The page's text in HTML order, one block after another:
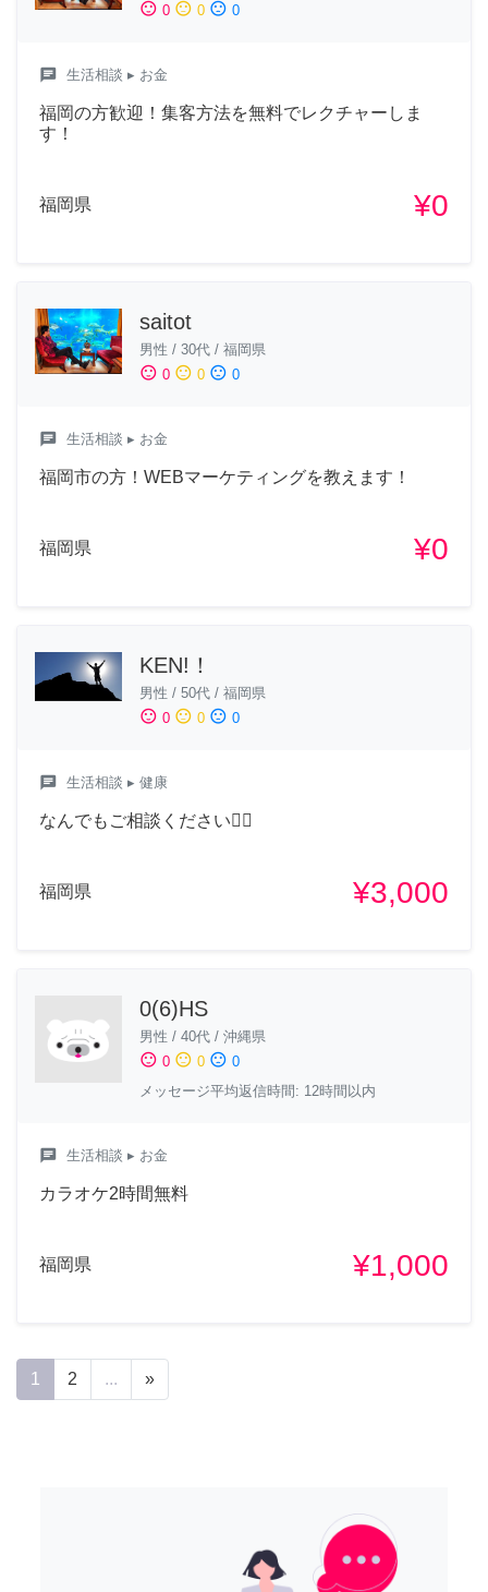
sentiment_satisfied 0 sentiment_neutral 0 sentiment_dissatisfied 0
chat 生活相談 ▸ お金
福岡の方歓迎！集客方法を無料でレクチャーしま
す！
福岡県 ¥0
saitot
男性 / 30代 / 福岡県
sentiment_satisfied 0 sentiment_neutral 0 sentiment_dissatisfied 0
chat 生活相談 ▸ お金
福岡市の方！WEBマーケティングを教えます！
福岡県 ¥0
KEN!！
男性 / 50代 / 福岡県
sentiment_satisfied 0 sentiment_neutral 0 sentiment_dissatisfied 0
chat 生活相談 ▸ 健康
なんでもご相談ください🙆‍♂️
福岡県 ¥3,000
0(6)HS
男性 / 40代 / 沖縄県
sentiment_satisfied 0 sentiment_neutral 0 sentiment_dissatisfied 0
メッセージ平均返信時間: 12時間以内
chat 生活相談 ▸ お金
カラオケ2時間無料
福岡県 ¥1,000
1 2 ... »